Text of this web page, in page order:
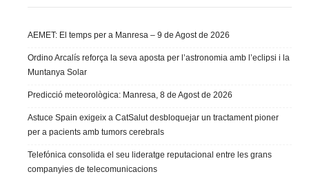
AEMET: El temps per a Manresa – 9 de Agost de 2026
Ordino Arcalís reforça la seva aposta per l’astronomia amb l’eclipsi i la
Muntanya Solar
Predicció meteorològica: Manresa, 8 de Agost de 2026
Astuce Spain exigeix a CatSalut desbloquejar un tractament pioner
per a pacients amb tumors cerebrals
Telefónica consolida el seu lideratge reputacional entre les grans
companyies de telecomunicacions